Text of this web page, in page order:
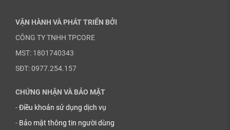
VẬN HÀNH VÀ PHÁT TRIỂN BỞI
CÔNG TY TNHH TPCORE
MST: 1801740343
SĐT: 0977.254.157
CHỨNG NHẬN VÀ BẢO MẬT
-Điều khoản sử dụng dịch vụ
- Bảo mật thông tin người dùng